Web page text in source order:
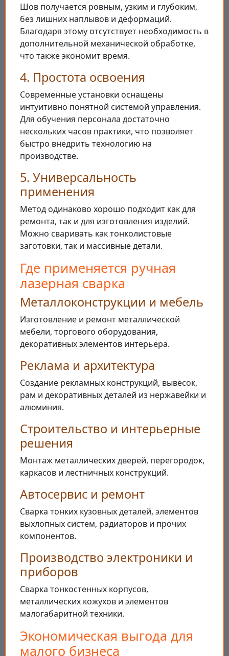
Шов получается ровным, узким и глубоким,
без лишних наплывов и деформаций.
Благодаря этому отсутствует необходимость в
дополнительной механической обработке,
что также экономит время.
4. Простота освоения
Современные установки оснащены
интуитивно понятной системой управления.
Для обучения персонала достаточно
нескольких часов практики, что позволяет
быстро внедрить технологию на
производстве.
5. Универсальность
применения
Метод одинаково хорошо подходит как для
ремонта, так и для изготовления изделий.
Можно сваривать как тонколистовые
заготовки, так и массивные детали.
Где применяется ручная
лазерная сварка
Металлоконструкции и мебель
Изготовление и ремонт металлической
мебели, торгового оборудования,
декоративных элементов интерьера.
Реклама и архитектура
Создание рекламных конструкций, вывесок,
рам и декоративных деталей из нержавейки и
алюминия.
Строительство и интерьерные
решения
Монтаж металлических дверей, перегородок,
каркасов и лестничных конструкций.
Автосервис и ремонт
Сварка тонких кузовных деталей, элементов
выхлопных систем, радиаторов и прочих
компонентов.
Производство электроники и
приборов
Сварка тонкостенных корпусов,
металлических кожухов и элементов
малогабаритной техники.
Экономическая выгода для
малого бизнеса